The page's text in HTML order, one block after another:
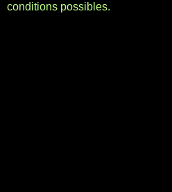
conditions possibles.